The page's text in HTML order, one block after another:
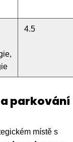
4.5
parkování
místě s